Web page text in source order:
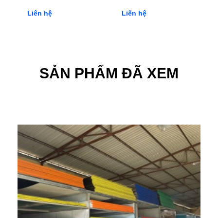
4.2 Bền bỉ và ổn định
4.3 Khả năng chống thấm nước và mối mọt
Conwood.
4.4 Dễ dàng sử dụng và thi công
Conwood có thể được cắt, khoan và thi công tương tự như gỗ
tự nhiên, giúp việc lắp đặt trở nên dễ dàng và tiết kiệm thời
gian.
4.5 Thân thiện với môi trường
Liên hệ Liên hệ
SẢN PHẨM ĐÃ XEM